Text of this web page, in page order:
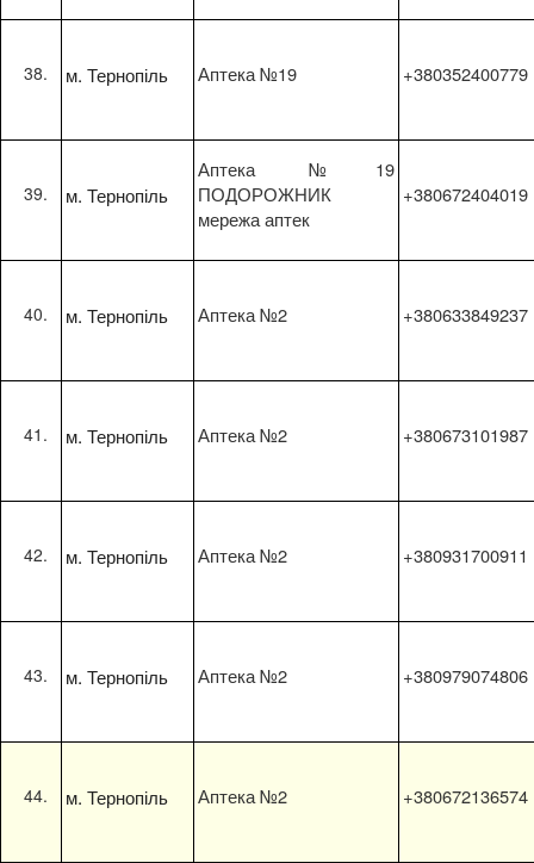
м. Тернопіль Аптека №19 +380352400779
м. Тернопіль
Аптека №19
ПОДОРОЖНИК
мережа аптек
+380672404019
м. Тернопіль Аптека №2 +380633849237
м. Тернопіль Аптека №2 +380673101987
м. Тернопіль Аптека №2 +380931700911
м. Тернопіль Аптека №2 +380979074806
м. Тернопіль Аптека №2 +380672136574